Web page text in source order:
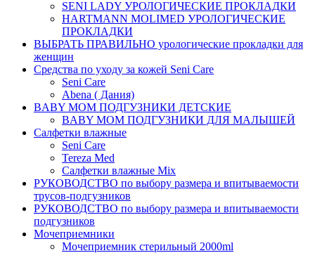
SENI LADY УРОЛОГИЧЕСКИЕ ПРОКЛАДКИ
HARTMANN MOLIMED УРОЛОГИЧЕСКИЕ
ПРОКЛАДКИ
ВЫБРАТЬ ПРАВИЛЬНО урологические прокладки для
женщин
Средства по уходу за кожей Seni Care
Seni Care
Abena ( Дания)
BABY MOM ПОДГУЗНИКИ ДЕТСКИЕ
BABY MOM ПОДГУЗНИКИ ДЛЯ МАЛЫШЕЙ
Салфетки влажные
Seni Care
Tereza Med
Салфетки влажные Mix
РУКОВОДСТВО по выбору размера и впитываемости
трусов-подгузников
РУКОВОДСТВО по выбору размера и впитываемости
подгузников
Мочеприемники
Мочеприемник стерильный 2000ml